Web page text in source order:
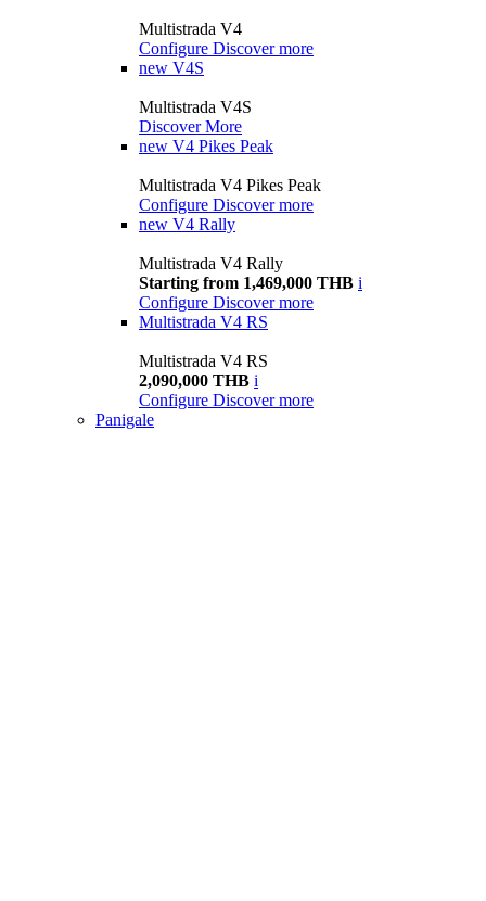
Multistrada V4
Configure Discover more
new V4S
Multistrada V4S
Discover More
new V4 Pikes Peak
Multistrada V4 Pikes Peak
Configure Discover more
new V4 Rally
Multistrada V4 Rally
Starting from 1,469,000 THB i
Configure Discover more
Multistrada V4 RS
Multistrada V4 RS
2,090,000 THB i
Configure Discover more
Panigale